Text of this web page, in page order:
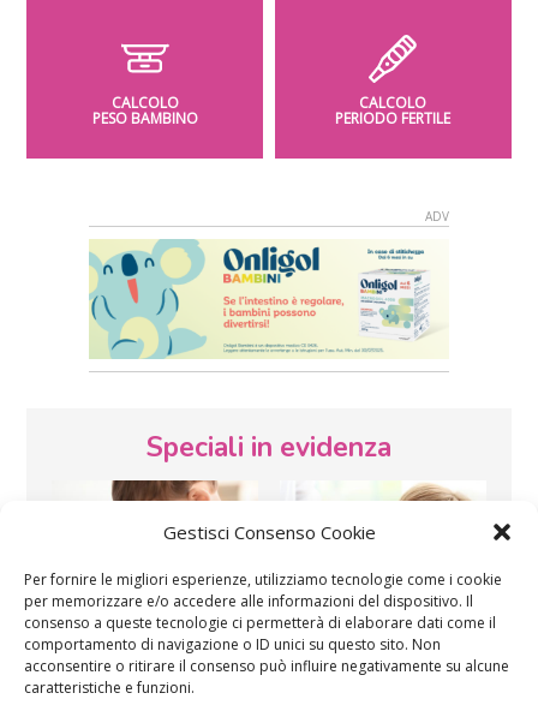
Gestisci Consenso Cookie
Per fornire le migliori esperienze, utilizziamo tecnologie come i cookie
per memorizzare e/o accedere alle informazioni del dispositivo. Il
consenso a queste tecnologie ci permetterà di elaborare dati come il
comportamento di navigazione o ID unici su questo sito. Non
acconsentire o ritirare il consenso può influire negativamente su alcune
caratteristiche e funzioni.
CALCOLO
PESO BAMBINO
CALCOLO
PERIODO FERTILE
Speciali in evidenza
Vaccini SOS Pediatra